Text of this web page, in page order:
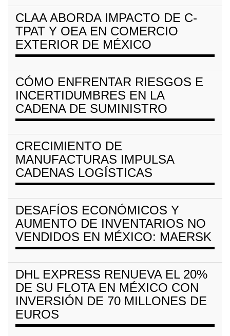
CLAA ABORDA IMPACTO DE C-
TPAT Y OEA EN COMERCIO
EXTERIOR DE MÉXICO
CÓMO ENFRENTAR RIESGOS E
INCERTIDUMBRES EN LA
CADENA DE SUMINISTRO
CRECIMIENTO DE
MANUFACTURAS IMPULSA
CADENAS LOGÍSTICAS
DESAFÍOS ECONÓMICOS Y
AUMENTO DE INVENTARIOS NO
VENDIDOS EN MÉXICO: MAERSK
DHL EXPRESS RENUEVA EL 20%
DE SU FLOTA EN MÉXICO CON
INVERSIÓN DE 70 MILLONES DE
EUROS